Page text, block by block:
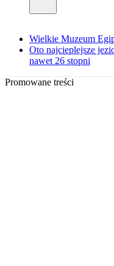
Wielkie Muzeum
Oto najcieplejsze
nawet 26 stopni
Promowane treści